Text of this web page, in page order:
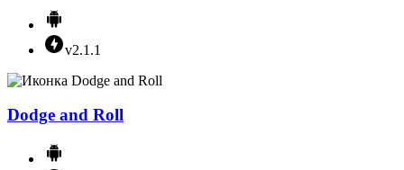
v2.1.1
Dodge and Roll